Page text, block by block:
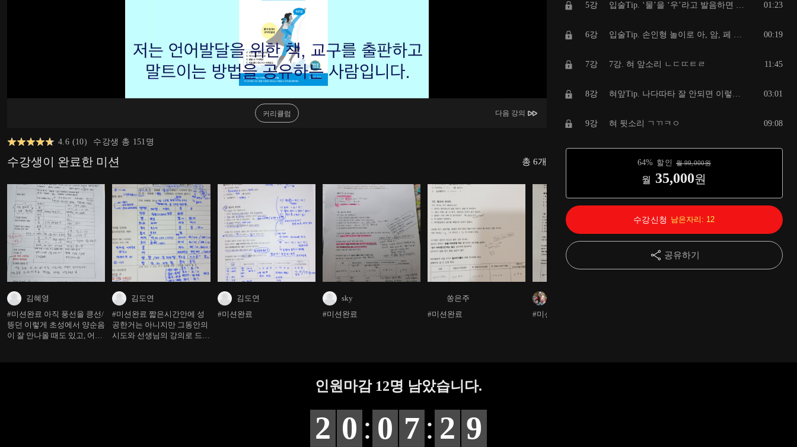
커리큘럼 다음 강의
5강 입술Tip. ‘물’을 ‘우’라고 발음하면 이렇게 도와주세요 01:23
6강 입술Tip. 손인형 놀이로 아, 암, 페 입술소리 연습하기 00:19
7강 7강. 혀 앞소리 ㄴㄷㄸㅌㄹ 11:45
8강 혀앞Tip. 나다따타 잘 안되면 이렇게 하세요! 03:01
9강 혀 뒷소리 ㄱㄲㅋㅇ 09:08
03:42
바람소리 ㅅㅊㅎ
08:49
13강 반응 없는 아이, 혼자 노는 아이는 주고받기부터. 07:57
14강 아이가 주도하는 말놀이 8가지(윙윙/ 팡팡/ 부엉/ 야옹 / 꼬꼬 / 지지직/ 떠떠떠/ 일어나) 10:39
64% 할인 월99,000원
월 35,000원
공유하기
수강신청 남은자리: 12
4.6 (10) 수강생 총 151 명
수강생이 완료한 미션 총 6개
김혜영
#미션완료 아직 풍선을 킁선/
뜽던 이렇게 초성에서 양순음
이 잘 안나올 때도 있고, 어중/
김도연
#미션완료 짧은시간안에 성
공한거는 아니지만 그동안의
시도와 선생님의 강의로 드디
김도연
#미션완료
sky
#미션완료
쏭은주
#미션완료
#미션완료
인원마감 12명 남았습니다.
2 0 : 0 7 : 2 8